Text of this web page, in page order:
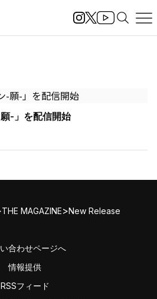
-」を配信開始
THE MAGAZINE>New Release
合わせページへ
情報提供
RSSフィード